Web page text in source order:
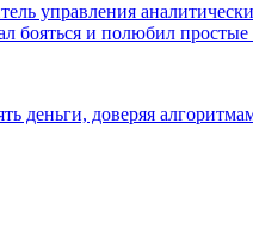
управления
бояться и полюбил
деньги, доверяя